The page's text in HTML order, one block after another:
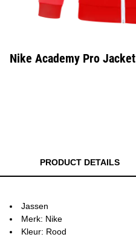
Nike Academy Pro Jacket
PRODUCT DETAILS
Jassen
Merk: Nike
Kleur: Rood